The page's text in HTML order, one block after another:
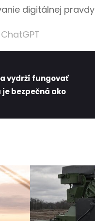
digitálnej
vydrží fungovať
bezpečná ako